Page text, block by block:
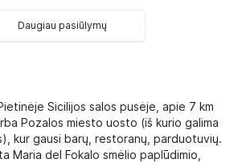
Daugiau pasiūlymų
Sicilijos salos pusėje, apie 7 km
Pozalos miesto uosto (iš kurio galima
kur gausi barų, restoranų, parduotuvių.
Maria del Fokalo smėlio paplūdimio,